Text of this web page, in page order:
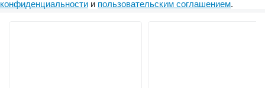
конфиденциальности и пользовательским соглашением.